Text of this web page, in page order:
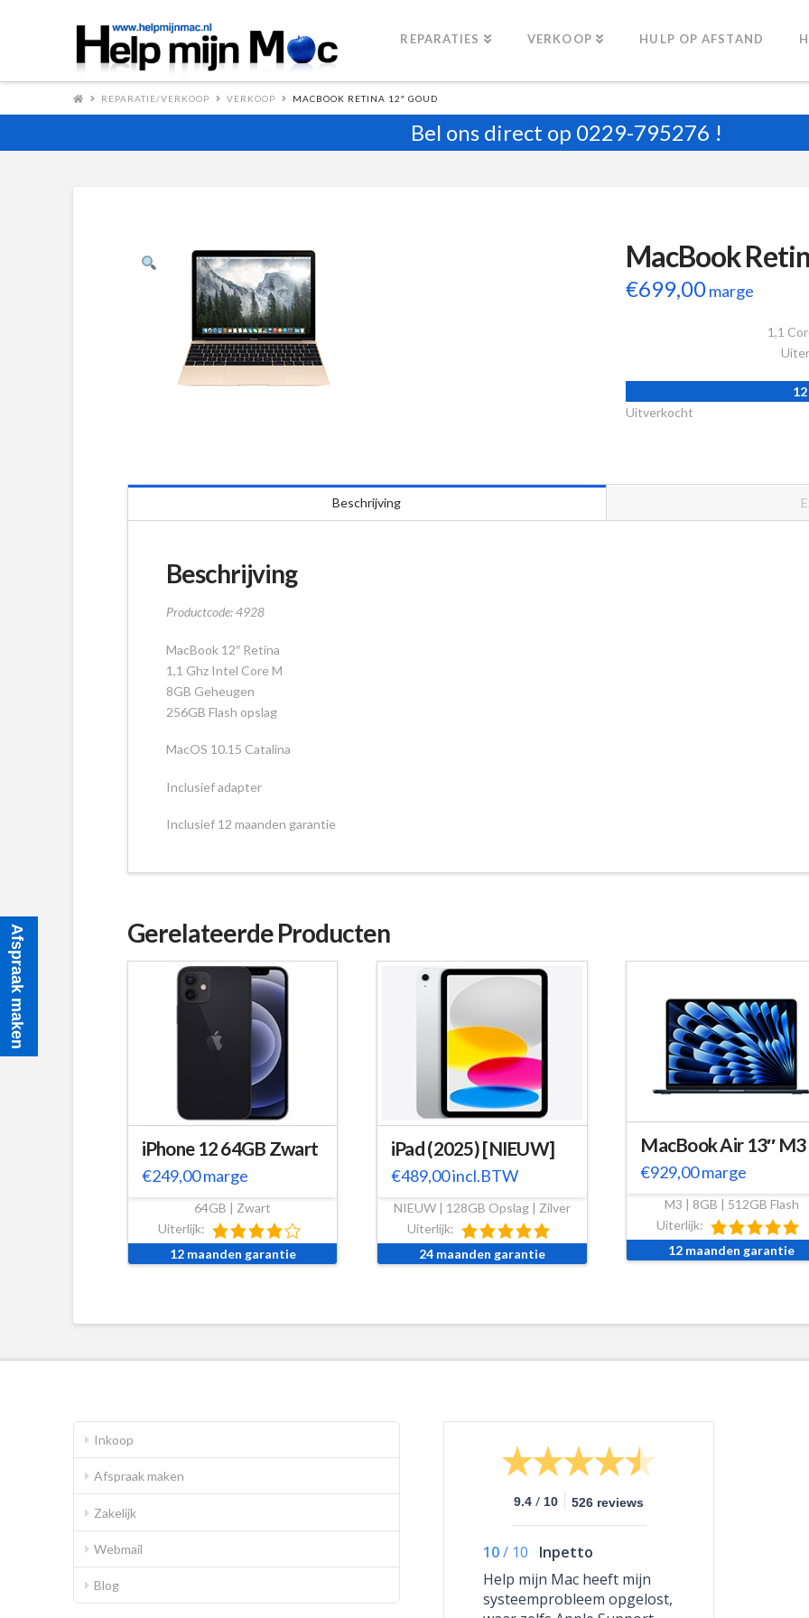
REPARATIES VERKOOP HULP OP AFSTAND
REPARATIE/VERKOOP VERKOOP MACBOOK RETINA 12″ GOUD
Bel ons direct op 0229-795276 !
MacBook
€699,00marge
1,1
Uitverkocht
Beschrijving
Beschrijving
Productcode: 4928
MacBook 12″ Retina
1,1 Ghz Intel Core M
8GB Geheugen
256GB Flash opslag
MacOS 10.15 Catalina
Inclusief adapter
Inclusief 12 maanden garantie
Gerelateerde Producten
iPhone 12 64GB Zwart
€249,00marge
64GB | Zwart
Uiterlijk:
12 maanden garantie
iPad (2025) [NIEUW]
€489,00incl.BTW
NIEUW | 128GB Opslag | Zilver
Uiterlijk:
24 maanden garantie
MacBook Air 13″ M3
€929,00marge
M3 | 8GB | 512GB Flash
Uiterlijk:
12 maanden garantie
Inkoop
Afspraak maken
Zakelijk
Webmail
Blog
9.4 / 10 526 reviews
10/ 10
Inpetto
Help mijn Mac heeft mijn
systeemprobleem opgelost,
Afspraak maken